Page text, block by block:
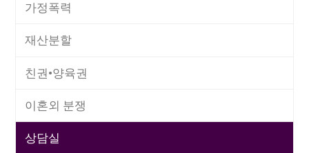
가정폭력
재산분할
친권•양육권
이혼외 분쟁
상담실